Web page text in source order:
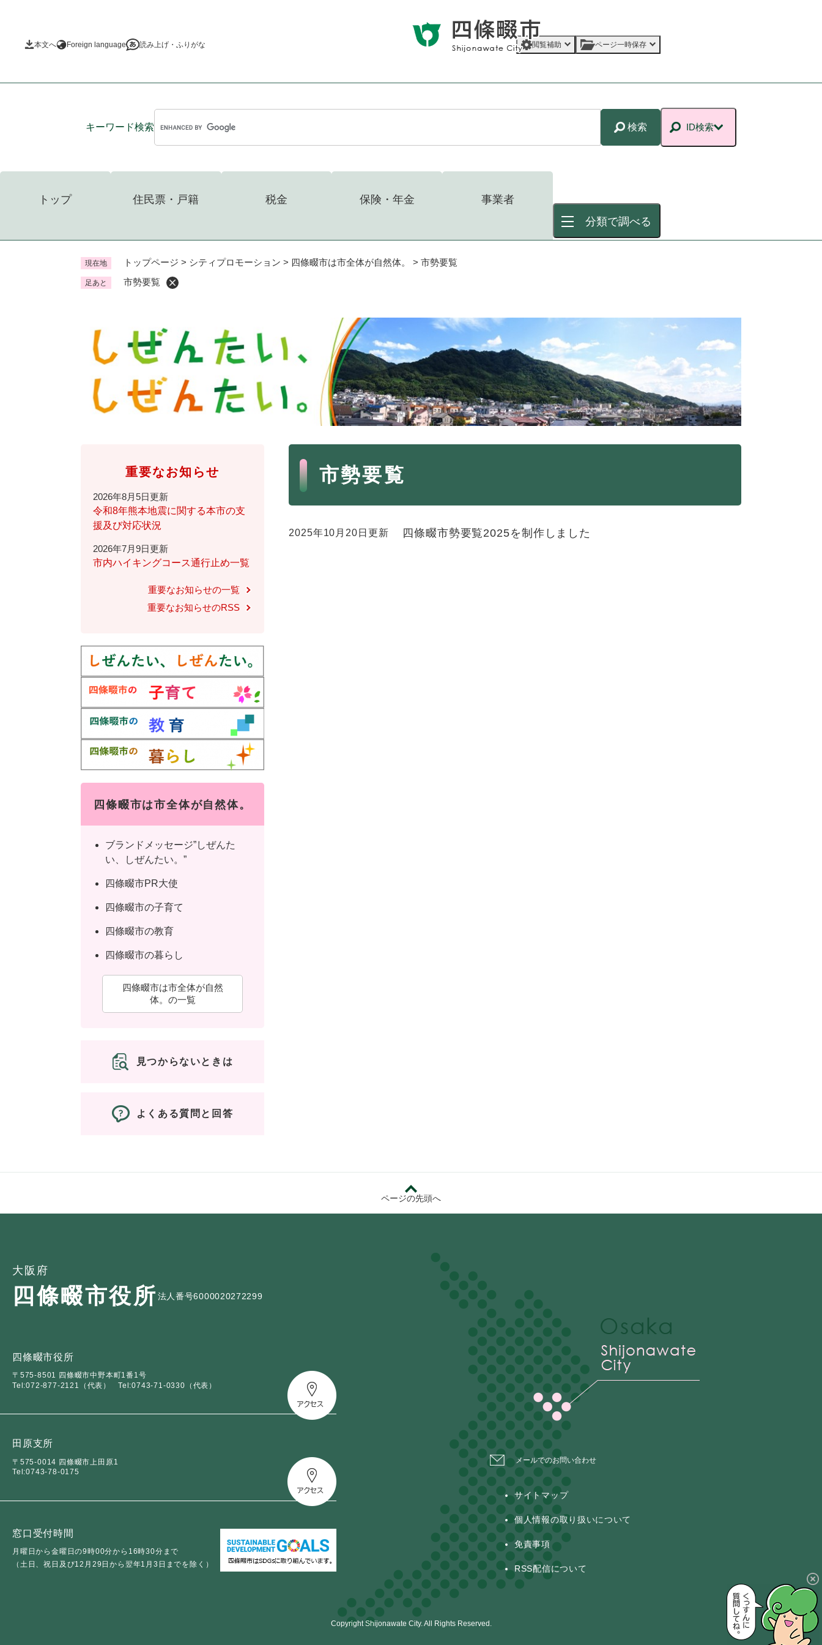
頭
本文へ Foreign language 読み上げ・ふりがな 閲覧補助 ページ一時保存
キーワード検索 検索 ID検索
トップ 住民票・戸籍 税金 保険・年金
事業者
分類で調べる
し
手
を
ひ
ら
登録・届け出・証明 保険・年金
税金 ごみ・リサイクル 住まい
交通 ペット・動物 おくやみ
地域活動・コミュニティ 人権・男女共同参画 消費生活
防
災
・
全
の
ニ
ュ
ら
く
子育て・教育
子
育
て
教
育
ュ
ー
を
ひ
ら
く
健康・医療・福祉
康
・
・
福
祉
の
メ
ニ
ュ
ー
を
ひ
ら
く
スポーツ・文化
ー
・
文
化
の
メ
ニ
ュ
ー
ひ
ら
く
まちづくり・環境
ま
ち
づ
く
り
・
環
境
ニ
ュ
を
ひ
ら
しごと・産業
し
ご
と
・
産
メ
ー
を
ひ
く
市政情報
市
の
ュ
ー
を
ら
く
現在地 トップページ > シティプロモーション > 四條畷市は市全体が自然体。 > 市勢要覧
足あと 市勢要覧
文
市勢要覧
2025年10月20日更新 四條畷市勢要覧2025を制作しました
重要なお知らせ
2026年8月5日更新
令和8年熊本地震に関する本市の支
援及び対応状況
2026年7月9日更新
市内ハイキングコース通行止め一覧
重要なお知らせの一覧
重要なお知らせのRSS
四條畷市は市全体が自然体。
ブランドメッセージ”しぜんた
い、しぜんたい。”
四條畷市PR大使
四條畷市の子育て
四條畷市の教育
四條畷市の暮らし
四條畷市は市全体が自然
体。の一覧
見つからないときは
よくある質問と回答
ページの先頭へ
大阪府
四條畷市役所 法人番号6000020272299
四條畷市役所
〒575-8501 四條畷市中野本町1番1号
Tel:072-877-2121（代表）
Tel:0743-71-0330（代表）
田原支所
〒575-0014 四條畷市上田原1
Tel:0743-78-0175
窓口受付時間
月曜日から金曜日の9時00分から16時30分まで
（土日、祝日及び12月29日から翌年1月3日までを除く）
メールでのお問い合わせ
サイトマップ
個人情報の取り扱いについて
免責事項
RSS配信について
Copyright Shijonawate City. All Rights Reserved.